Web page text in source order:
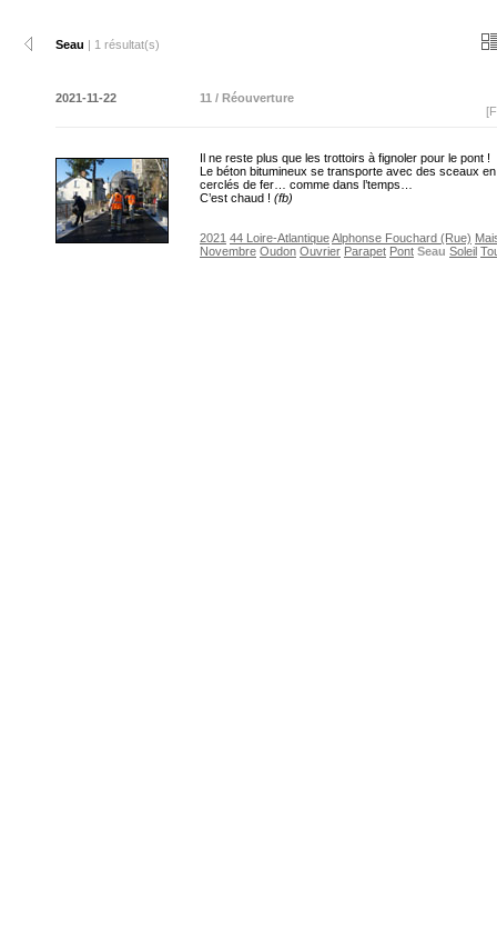
Seau | 1 résultat(s)
2021-11-22
11 / Réouverture
Il ne reste plus que les trottoirs à fignoler pour le pont !
Le béton bitumineux se transporte avec des sceaux
cerclés de fer… comme dans l’temps…
C’est chaud ! (fb)
2021 44 Loire-AtlantiqueAlphonse Fouchard (Rue)
Novembre Oudon Ouvrier Parapet Pont Seau Soleil